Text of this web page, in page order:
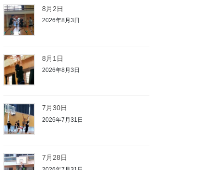
8月2日
2026年8月3日
8月1日
2026年8月3日
7月30日
2026年7月31日
7月28日